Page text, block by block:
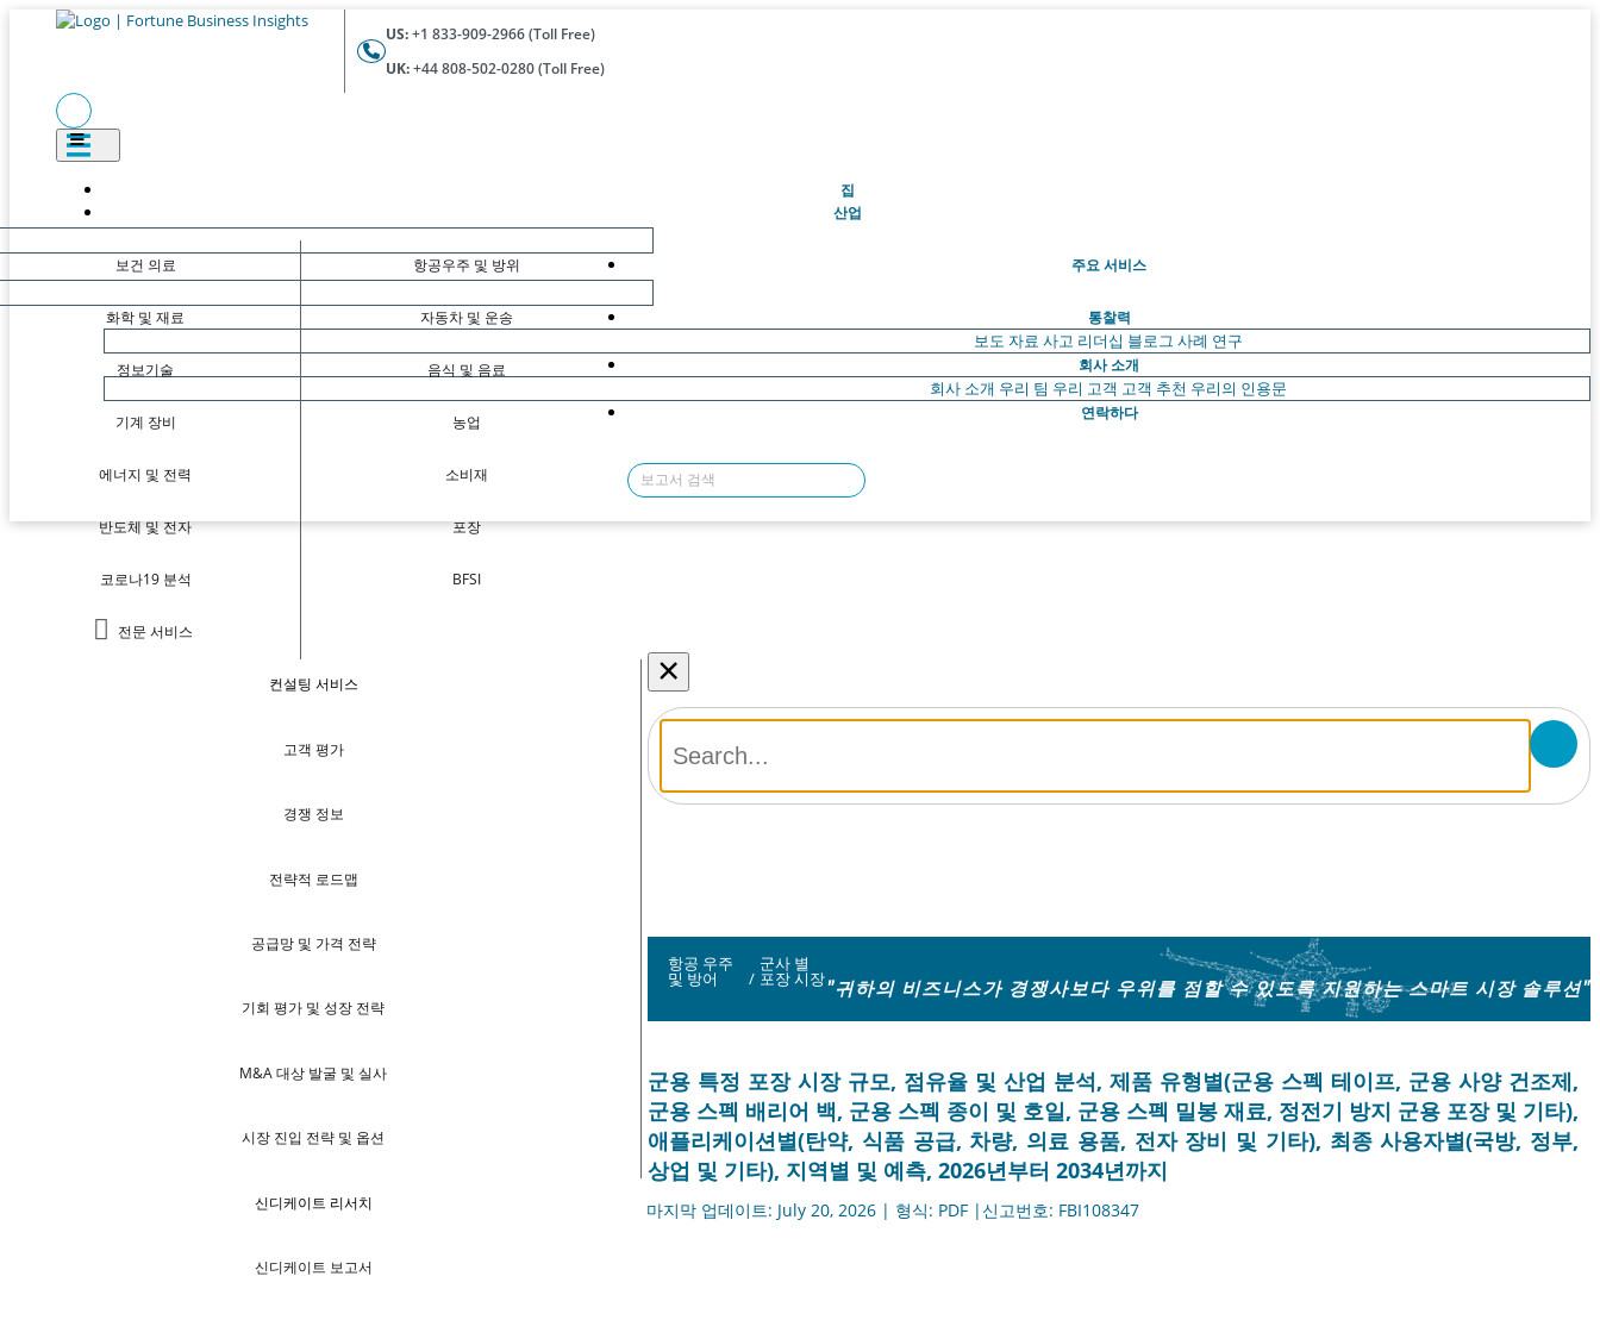
US:+1 833-909-2966 (Toll Free)
UK:+44 808-502-0280 (Toll Free)
집(현재의)
산업
보건 의료
화학 및 재료
정보기술
기계 장비
에너지 및 전력
반도체 및 전자
코로나19 분석
전문 서비스
항공우주 및 방위
자동차 및 운송
음식 및 음료
농업
소비재
포장
BFSI
주요 서비스
컨설팅 서비스
고객 평가
경쟁 정보
전략적 로드맵
공급망 및 가격 전략
기회 평가 및 성장 전략
M&A 대상 발굴 및 실사
시장 진입 전략 및 옵션
신디케이트 리서치
신디케이트 보고서
통찰력
보도 자료 사고 리더십 블로그 사례 연구
회사 소개
회사 소개 우리 팀 우리 고객 고객 추천 우리의 인용문
연락하다
×
항공 우주
및 방어 /
군사 별
포장 시장"귀하의 비즈니스가 경쟁사보다 우위를 점할 수 있도록 지원하는 스마트 시장 솔루션"
군용 특정 포장 시장 규모, 점유율 및 산업 분석, 제품 유형별(군용 스펙 테이프, 군용 사양 건조제,
군용 스펙 배리어 백, 군용 스펙 종이 및 호일, 군용 스펙 밀봉 재료, 정전기 방지 군용 포장 및 기타),
애플리케이션별(탄약, 식품 공급, 차량, 의료 용품, 전자 장비 및 기타), 최종 사용자별(국방, 정부,
상업 및 기타), 지역별 및 예측, 2026년부터 2034년까지
마지막 업데이트: July 20, 2026 | 형식: PDF |신고번호: FBI108347